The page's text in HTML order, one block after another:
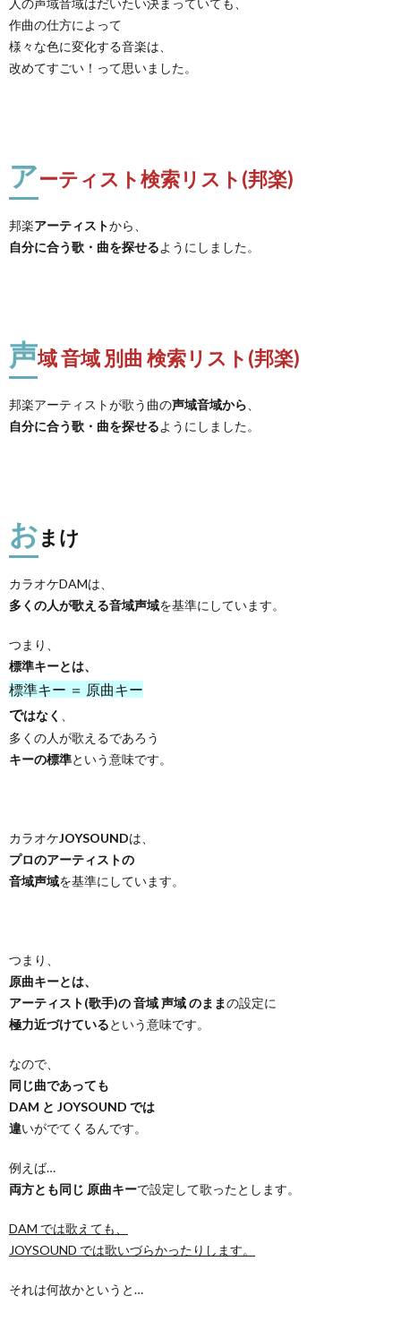
作曲の仕方によって
様々な色に変化する音楽は、
改めてすごい！って思いました。
アーティスト検索リスト(邦楽)
邦楽アーティストから、
自分に合う歌・曲を探せるようにしました。
声域 音域 別曲 検索リスト(邦楽)
邦楽アーティストが歌う曲の声域音域から
自分に合う歌・曲を探せるようにしました。
おまけ
カラオケDAMは、
多くの人が歌える音域声域を基準にしています。
つまり、
標準キーとは、
標準キー ＝ 原曲キー
ではなく
多くの人が歌えるであろう
キーの標準という意味です。
カラオケJOYSOUNDは、
プロのアーティストの
音域声域を基準にしています。
つまり、
原曲キーとは、
アーティスト(歌手)の 音域 声域 のままの設定に
極力近づけているという意味です。
なので、
同じ曲であっても
DAM と JOYSOUND では
違いがでてくるんです。
例えば…
両方とも同じ 原曲キーで設定して歌ったとします。
DAM では歌えても、
JOYSOUND では歌いづらかったりします。
それは何故かというと…